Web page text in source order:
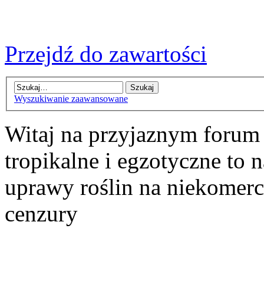
Przejdź do zawartości
Wyszukiwanie zaawansowane
Witaj na przyjaznym
tropikalne i egzotyczne to
uprawy roślin na
cenzury